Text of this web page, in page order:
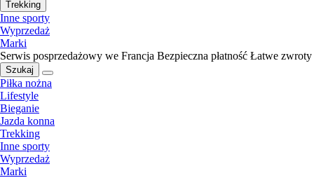
Trekking
Inne sporty
Wyprzedaż
Marki
Serwis posprzedażowy we Francja Bezpieczna płatność Łatwe zwroty
Szukaj
Piłka nożna
Lifestyle
Bieganie
Jazda konna
Trekking
Inne sporty
Wyprzedaż
Marki